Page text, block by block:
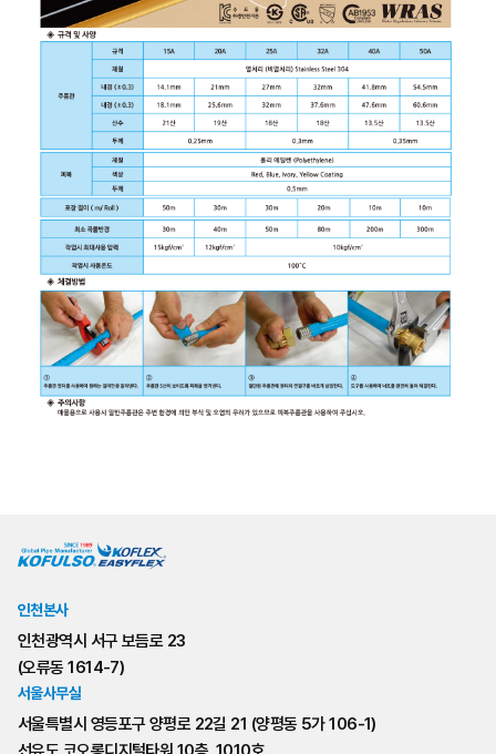
인천본사
인천광역시 서구 보듬로 23
(오류동 1614-7)
서울사무실
서울특별시 영등포구 양평로 22길 21 (양평동 5가 106-1)